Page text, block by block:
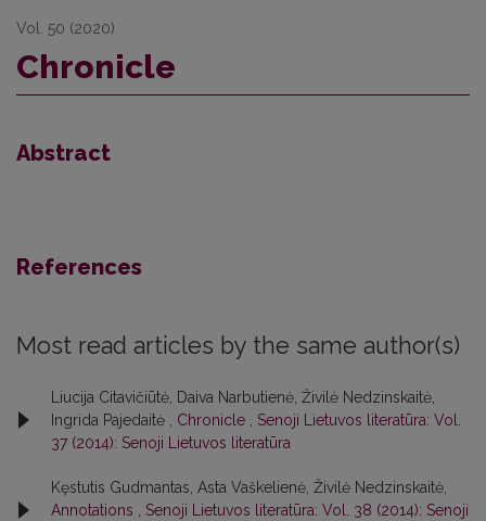
Vol. 50 (2020)
Chronicle
Abstract
References
Most read articles by the same author(s)
Liucija Citavičiūtė, Daiva Narbutienė, Živilė Nedzinskaitė,
Ingrida Pajedaitė , Chronicle
Senoji Lietuvos literatūra: Vol.
37 (2014): Senoji Lietuvos literatūra
Kęstutis Gudmantas, Asta Vaškelienė, Živilė Nedzinskaitė,
Annotations
Senoji Lietuvos literatūra: Vol. 38 (2014): Senoji